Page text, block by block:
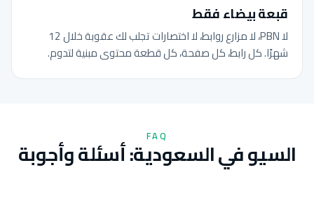
قبعة بيضاء فقط
لا PBN، لا مزارع روابط، لا اختصارات تجلب لك عقوبة خلال 12
شهرًا. كل رابط، كل صفحة، كل قطعة محتوى مبنية لتدوم.
FAQ
السيو في السعودية: أسئلة وأجوبة